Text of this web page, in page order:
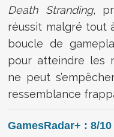
Death Stranding,
réussit malgré tout
boucle de
pour atteindre les
ne peut
ressemblance
GamesRadar+ : 8/10